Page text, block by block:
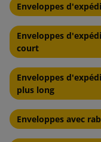
Enveloppes
Enveloppes
court
Enveloppes
plus long
Enveloppes avec